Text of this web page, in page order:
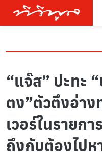
“แจ๊ส” ปะทะ
ตง”ตัวตึงอ่าง
เวอร์ในรายก
ถึงกับต้องไปห